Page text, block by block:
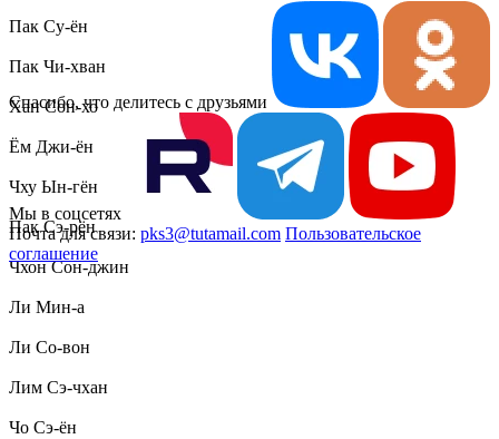
Пак Су-ён
Пак Чи-хван
Хан Сон-хо
Ём Джи-ён
Чху Ын-гён
Пак Сэ-рён
Чхон Сон-джин
Ли Мин-а
Ли Со-вон
Лим Сэ-чхан
Чо Сэ-ён
Спасибо, что делитесь с друзьями
Мы в соцсетях
Почта для связи: pks3@tutamail.com Пользовательское
соглашение